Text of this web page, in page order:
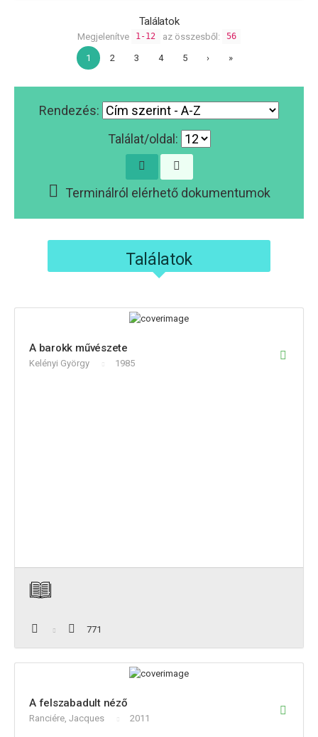
Találatok
Megjelenítve 1-12 az összesből: 56
1 2 3 4 5 › »
Rendezés:
Találat/oldal:
Terminálról elérhető dokumentumok
Találatok
A barokk művészete
Kelényi György 1985
771
A felszabadult néző
Ranciére, Jacques 2011